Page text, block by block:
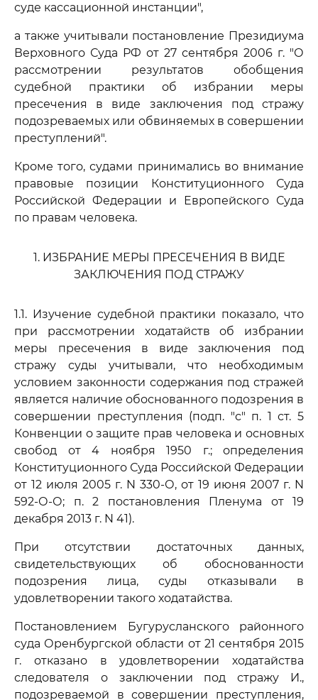
суде кассационной инстанции",
а также учитывали постановление Президиума
Верховного Суда РФ от 27 сентября 2006 г. "О
рассмотрении результатов обобщения
судебной практики об избрании меры
пресечения в виде заключения под стражу
подозреваемых или обвиняемых в совершении
преступлений".
Кроме того, судами принимались во внимание
правовые позиции Конституционного Суда
Российской Федерации и Европейского Суда
по правам человека.
1. ИЗБРАНИЕ МЕРЫ ПРЕСЕЧЕНИЯ В ВИДЕ
ЗАКЛЮЧЕНИЯ ПОД СТРАЖУ
1.1. Изучение судебной практики показало, что
при рассмотрении ходатайств об избрании
меры пресечения в виде заключения под
стражу суды учитывали, что необходимым
условием законности содержания под стражей
является наличие обоснованного подозрения в
совершении преступления (подп. "с" п. 1 ст. 5
Конвенции о защите прав человека и основных
свобод от 4 ноября 1950 г.; определения
Конституционного Суда Российской Федерации
от 12 июля 2005 г. N 330-О, от 19 июня 2007 г. N
592-О-О; п. 2 постановления Пленума от 19
декабря 2013 г. N 41).
При отсутствии достаточных данных,
свидетельствующих об обоснованности
подозрения лица, суды отказывали в
удовлетворении такого ходатайства.
Постановлением Бугурусланского районного
суда Оренбургской области от 21 сентября 2015
г. отказано в удовлетворении ходатайства
следователя о заключении под стражу И.,
подозреваемой в совершении преступления,